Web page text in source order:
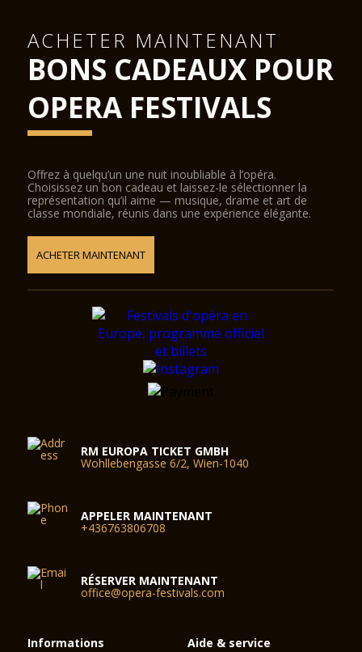
ACHETER MAINTENANT
BONS CADEAUX POUR
OPERA FESTIVALS
Offrez à quelqu’un une nuit inoubliable à l’opéra.
Choisissez un bon cadeau et laissez-le sélectionner la
représentation qu’il aime — musique, drame et art de
classe mondiale, réunis dans une expérience élégante.
ACHETER MAINTENANT
RM EUROPA TICKET GMBH
Wohllebengasse 6/2, Wien-1040
APPELER MAINTENANT
+436763806708
RÉSERVER MAINTENANT
office@opera-festivals.com
Informations Aide & service